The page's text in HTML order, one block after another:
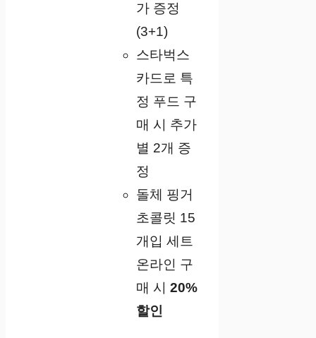
가 증정
(3+1)
스타벅스
카드로 특
정 푸드 구
매 시 추가
별 2개 증
정
돌체 핑거
초콜릿 15
개입 세트
온라인 구
매 시 20%
할인